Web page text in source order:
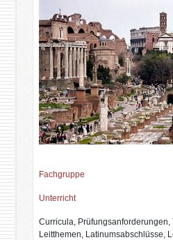
Fachgruppe
Unterricht
Curricula, Prüfungsanforderungen,
Leitthemen, Latinumsabschlüsse,